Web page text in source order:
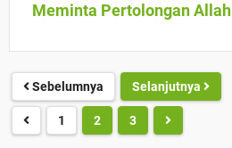
Meminta Pertolongan Allah
Sebelumnya Selanjutnya
1 2 3